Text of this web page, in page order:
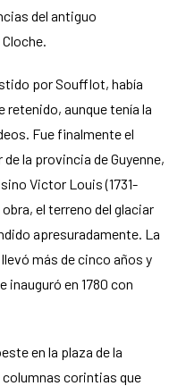
del antiguo
por Soufflot, había
aunque tenía la
Fue finalmente el
la provincia de Guyenne,
Victor Louis (1731-
el terreno del glaciar
apresuradamente. La
más de cinco años y
en 1780 con
en la plaza de la
corintias que